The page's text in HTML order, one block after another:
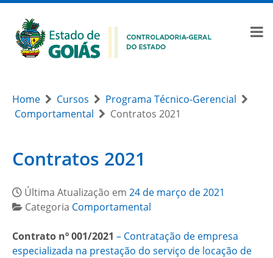
Home Cursos
Programa Técnico-Gerencial
Comportamental
Contratos 2021
Contratos 2021
Última Atualização em 24 de março de 2021
Categoria Comportamental
Contrato nº 001/2021 – Contratação de empresa
especializada na prestação do serviço de locação de